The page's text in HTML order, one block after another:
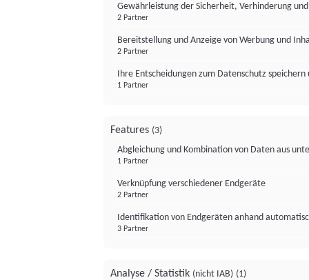
Gewährleistung der Sicherheit, Verhinderung
2 Partner
Bereitstellung und Anzeige von Werbung und
2 Partner
Ihre Entscheidungen zum Datenschutz
1 Partner
Features (3)
Abgleichung und Kombination von Daten aus
1 Partner
Verknüpfung verschiedener Endgeräte
2 Partner
Identifikation von Endgeräten anhand
3 Partner
Analyse / Statistik (nicht IAB) (1)